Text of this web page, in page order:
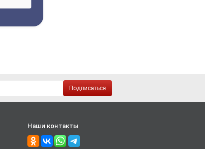
Подписаться
Наши контакты